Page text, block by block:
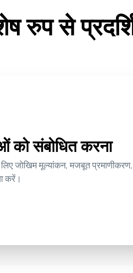
रुप से
को संबोधित करना
जोखिम मूल्यांकन, मजबूत प्रमाणीकरण,
करें।